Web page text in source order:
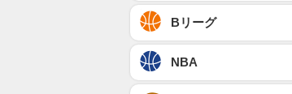
Bリーグ
NBA